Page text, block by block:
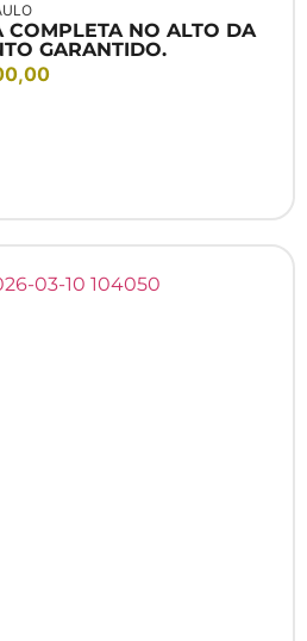
COMPLETA NO ALTO DA
GARANTIDO.